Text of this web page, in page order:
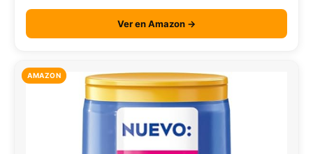
Ver en Amazon →
AMAZON